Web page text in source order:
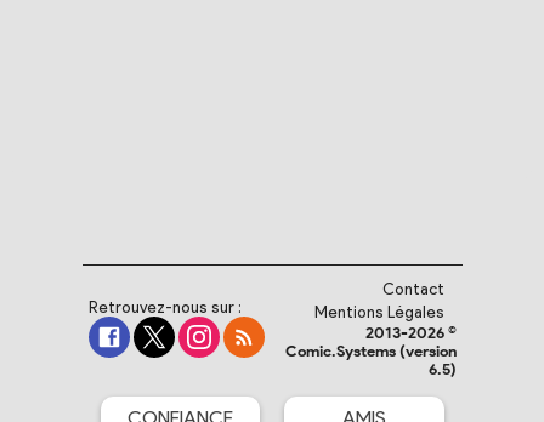
Retrouvez-nous sur :
Contact
Mentions Légales
2013-2026 ©
Comic.Systems (version
6.5)